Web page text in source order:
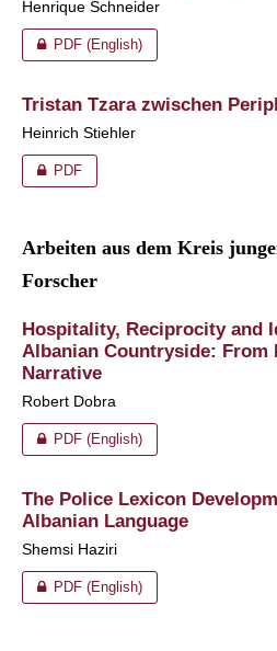
Henrique Schneider
PDF (English)
Tristan Tzara zwischen
Heinrich Stiehler
PDF
Arbeiten aus dem Kreis
Forscher
Hospitality, Reciprocity and
Albanian Countryside: From
Narrative
Robert Dobra
PDF (English)
The Police Lexicon
Albanian Language
Shemsi Haziri
PDF (English)